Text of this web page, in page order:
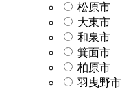
松原市
大東市
和泉市
箕面市
柏原市
羽曳野市